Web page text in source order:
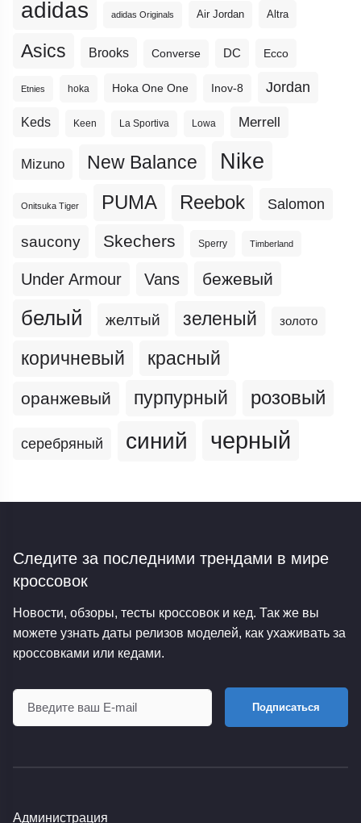
adidas adidas Originals Air Jordan Altra
Asics Brooks Converse DC Ecco
Etnies hoka Hoka One One Inov-8 Jordan
Keds Keen La Sportiva Lowa Merrell
Mizuno New Balance Nike
Onitsuka Tiger PUMA Reebok Salomon
saucony Skechers Sperry Timberland
Under Armour Vans бежевый
белый желтый зеленый золото
коричневый красный
оранжевый пурпурный розовый
серебряный синий черный
Следите за последними трендами в мире
кроссовок
Новости, обзоры, тесты кроссовок и кед. Так же вы
можете узнать даты релизов моделей, как ухаживать за
кроссовками или кедами.
Подписаться
Администрация